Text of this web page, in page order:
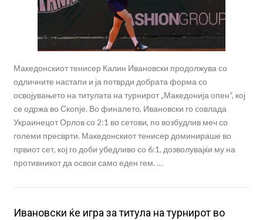
Македонскиот тенисер Калин Ивановски продолжува со
одличните настапи и ја потврди добрата форма со
освојувањето на титулата на турнирот „Македонија опен“, кој
се одржа во Скопје. Во финалето, Ивановски го совлада
Украинецот Орлов со 2:1 во сетови, по возбудлив меч со
големи пресврти. Македонскиот тенисер доминираше во
првиот сет, кој го доби убедливо со 6:1, дозволувајќи му на
противникот да освои само еден гем. …
Ивановски ќе игра за титула на турнирот во